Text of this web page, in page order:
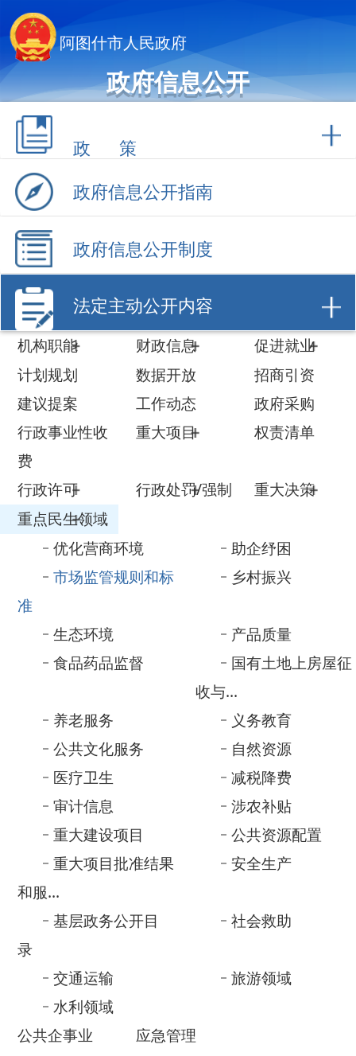
阿图什市人民政府
政府信息公开
政府信息公开指南
政府信息公开制度
法定主动公开内容
机构职能
计划规划
数据开放
招商引资
建议提案
工作动态
政府采购
费
行政许可 行政处罚/强制 重大决策
重点民生领域
市场监管规则和标
准
乡村振兴
生态环境
食品药品监督
国有土地上房屋征
收与...
公共文化服务
自然资源
医疗卫生
减税降费
审计信息
涉农补贴
公共资源配置
重大项目批准结果
安全生产
基层政务公开目
社会救助
交通运输 旅游领域
水利领域
公共企事业
应急管理
告知承诺清单
政府网站年度
法治政府建设
年度报告
政府信息公开年报
依 申 请公 开